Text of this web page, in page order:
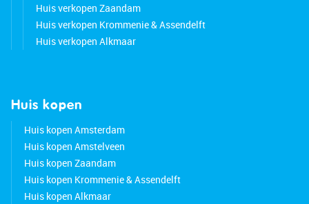
Huis verkopen Zaandam
Huis verkopen Krommenie & Assendelft
Huis verkopen Alkmaar
Huis kopen
Huis kopen Amsterdam
Huis kopen Amstelveen
Huis kopen Zaandam
Huis kopen Krommenie & Assendelft
Huis kopen Alkmaar